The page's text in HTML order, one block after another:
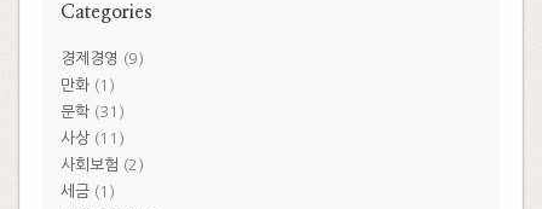
Categories
경제경영 (9)
만화(1)
문학(31)
사상(11)
사회보험 (2)
세금(1)